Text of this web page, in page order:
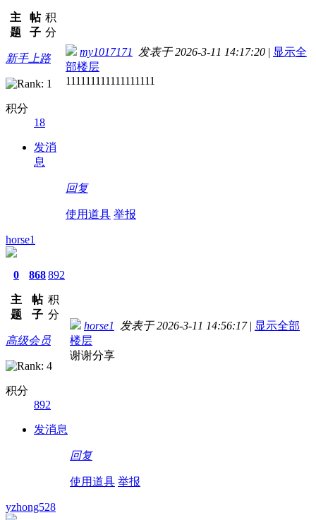
主
题
帖
子
积
分
新手上路
积分
18
发消
息
my1017171 发表于 2026-3-11 14:17:20 | 显示全
部楼层
111111111111111111
回复
使用道具 举报
horse1
0
主
题
868
帖
子
892
积
分
高级会员
积分
892
发消息
horse1 发表于 2026-3-11 14:56:17 | 显示全部
楼层
谢谢分享
回复
使用道具 举报
yzhong528